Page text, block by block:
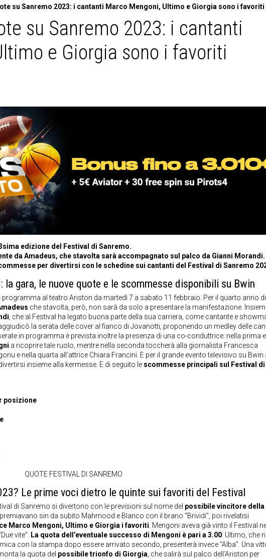
su Sanremo 2023: i cantanti Marco Mengoni, Ultimo e Giorgia sono i favoriti
su Sanremo 2023: i cantanti
e Giorgia sono i favoriti
edizione del Festival di Sanremo.
da Amadeus, che stavolta sarà accompagnato sul palco da Gianni Morandi.
per divertirsi con le schedine sui cantanti del Festival di Sanremo
la gara, le nuove quote e le scommesse disponibili su Bwin
programma al teatro Ariston da martedì 7 a sabato 11 febbraio. Per il quarto anno
che stavolta, però, non sarà da solo a presentare la manifestazione.
, che al Festival ha legato buona parte della sua carriera, come cantante e
la serata delle cover al fianco di Jovanotti, proponendo un medley delle
in programma è prevista inoltre la presenza di una co-conduttrice: nella prima
a ricoprire tale ruolo, mentre nella seconda toccherà alla giornalista Francesca
e nella quarta all’attrice Chiara Francini. E per il grande evento televisivo su
insieme alla kermesse. E di seguito le scommesse principali sul Festival di
posizione
QUOTE FESTIVAL DI SANREMO
Le prime voci dietro le quinte sui favoriti del Festival
di Sanremo si divertono con le previsioni sul nome del possibile vincitore della
sin da subito Mahmood e Blanco con il brano “Brividi”, poi rivelatisi
Marco Mengoni, Ultimo e Giorgia i favoriti . Mengoni aveva già vinto il Festival
vite”. La quota dell’eventuale successo di Mengoni è pari a 3.00 . Ultimo, che
con la stampa dopo essere arrivato secondo, presenterà invece “Alba”. Una
la quota del possibile trionfo di Giorgia , che salirà sul palco dell’Ariston per